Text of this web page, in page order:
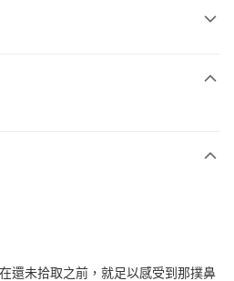
還未拾取之前，就足以感受到那撲鼻